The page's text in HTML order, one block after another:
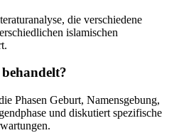
die verschiedene
islamischen
Phasen Geburt, Namensgebung,
und diskutiert spezifische